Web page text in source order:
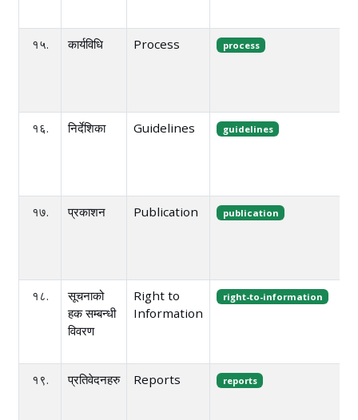
१५. कार्यविधि Process process
१६. निर्देशिका Guidelines guidelines
१७. प्रकाशन Publication publication
१८.
सूचनाको
हक सम्बन्धी
विवरण
Right to
Information
right-to-information
१९. प्रतिवेदनहरु Reports reports